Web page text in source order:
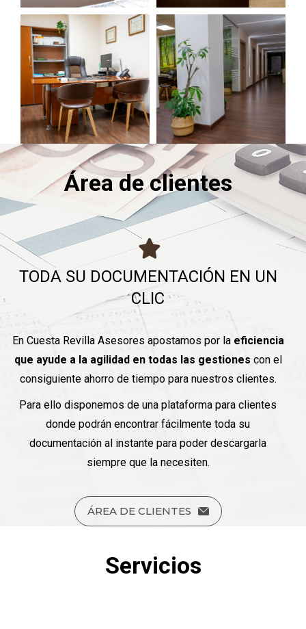
Área de clientes
TODA SU DOCUMENTACIÓN EN UN
CLIC
En Cuesta Revilla Asesores apostamos por la eficiencia
que ayude a la agilidad en todas las gestiones con el
consiguiente ahorro de tiempo para nuestros clientes.
Para ello disponemos de una plataforma para clientes
donde podrán encontrar fácilmente toda su
documentación al instante para poder descargarla
siempre que la necesiten.
ÁREA DE CLIENTES
Servicios